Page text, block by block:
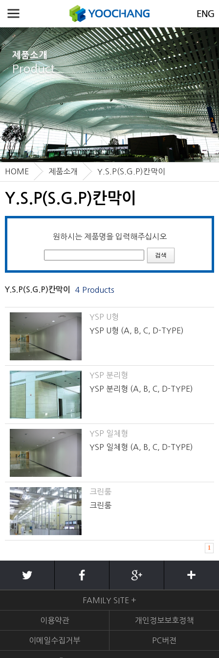
제품소개
Product
Y.S.P(S.G.P)칸막이
HOME 제품소개 Y.S.P(S.G.P)칸막이
원하시는 제품명을 입력해주십시오
Y.S.P(S.G.P)칸막이 4 Products
YSP U형
YSP U형 (A, B, C, D-TYPE)
YSP 분리형
YSP 분리형 (A, B, C, D-TYPE)
YSP 일체형
YSP 일체형 (A, B, C, D-TYPE)
크린룸
크린룸
1
FAMILY SITE +
이용약관 개인정보보호정책
이메일수집거부 PC버젼